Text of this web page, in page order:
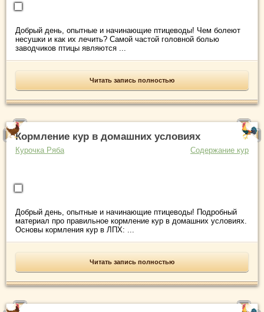
Добрый день, опытные и начинающие птицеводы! Чем болеют
несушки и как их лечить? Самой частой головной болью
заводчиков птицы являются ...
Читать запись полностью
Кормление кур в домашних условиях
Курочка Ряба Содержание кур
Добрый день, опытные и начинающие птицеводы! Подробный
материал про правильное кормление кур в домашних условиях.
Основы кормления кур в ЛПХ: ...
Читать запись полностью